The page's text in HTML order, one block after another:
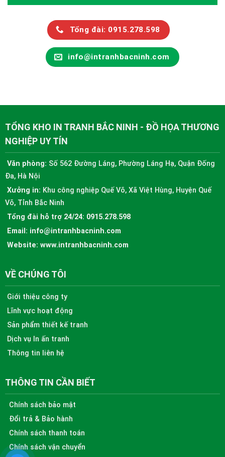
Tổng đài: 0915.278.598
info@intranhbacninh.com
TỔNG KHO IN TRANH BẮC NINH - ĐỒ HỌA THƯƠNG
NGHIỆP UY TÍN
Văn phòng: Số 562 Đường Láng, Phường Láng Hạ, Quận Đống
Đa, Hà Nội
Xưởng in: Khu công nghiệp Quế Võ, Xã Việt Hùng, Huyện Quế
Võ, Tỉnh Bắc Ninh
Tổng đài hỗ trợ 24/24: 0915.278.598
Email: info@intranhbacninh.com
Website: www.intranhbacninh.com
VỀ CHÚNG TÔI
Giới thiệu công ty
Lĩnh vực hoạt động
Sản phẩm thiết kế tranh
Dịch vụ In ấn tranh
Thông tin liên hệ
THÔNG TIN CẦN BIẾT
Chính sách bảo mật
Đổi trả & Bảo hành
Chính sách thanh toán
Chính sách vận chuyển